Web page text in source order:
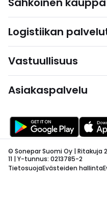
Logistiikan
Vastuullisuus
Asiakaspalvelu
© Sonepar Suomi Oy | Ritakuja
11 | Y-tunnus: 0213785-2
TietosuojaEvästeiden hallinta